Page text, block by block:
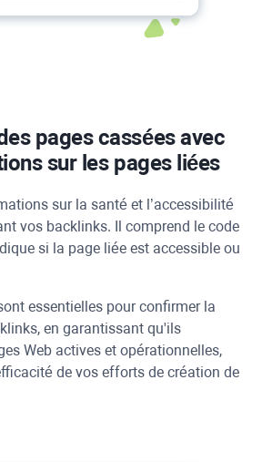
pages cassées avec
sur les pages liées
sur la santé et l’accessibilité
vos backlinks. Il comprend le code
si la page liée est accessible ou
essentielles pour confirmer la
en garantissant qu'ils
Web actives et opérationnelles,
de vos efforts de création de